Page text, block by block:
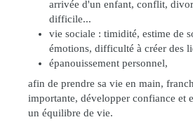
arrivée d'un enfant, conflit,
difficile...
vie sociale : timidité, estime de
émotions, difficulté à créer des
épanouissement personnel,
afin de prendre sa vie en main,
importante, développer confiance et
un équilibre de vie.